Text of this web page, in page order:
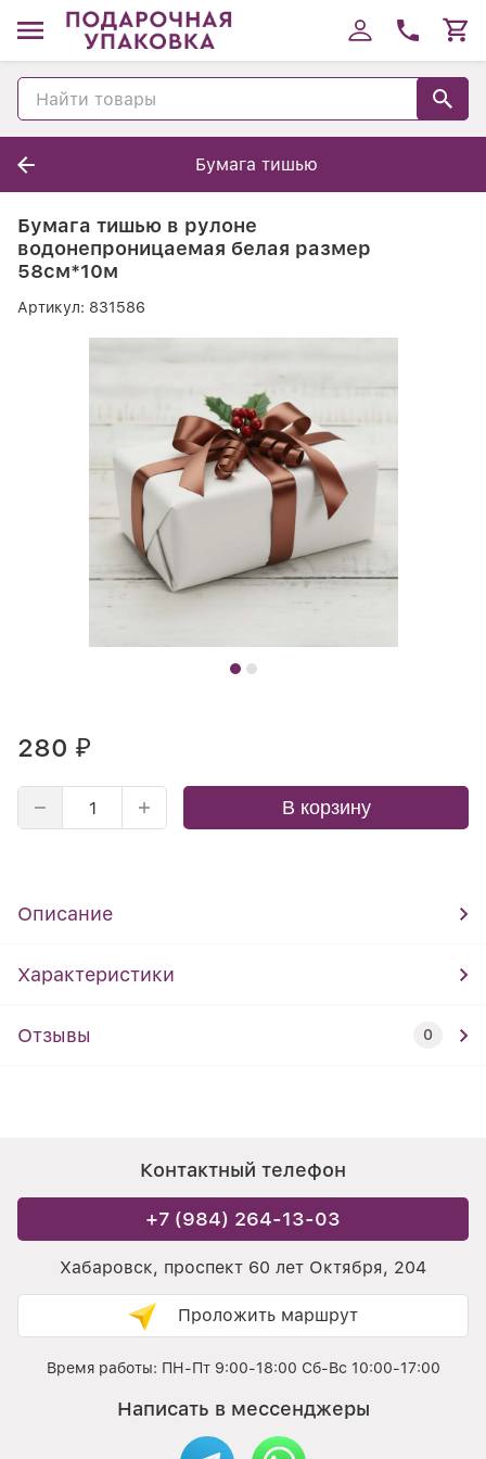
Бумага тишью
Бумага тишью в рулоне
водонепроницаемая белая размер
58см*10м
Артикул: 831586
280 ₽
В корзину
Описание
Характеристики
Отзывы 0
Контактный телефон
+7 (984) 264-13-03
Хабаровск, проспект 60 лет Октября, 204
Проложить маршрут
Время работы: ПН-Пт 9:00-18:00 Сб-Вс 10:00-17:00
Написать в мессенджеры